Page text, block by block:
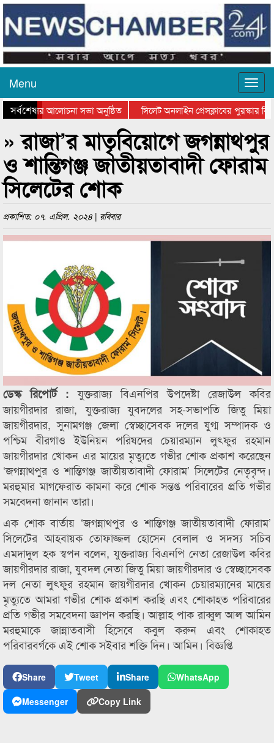
Menu
সর্বশেষ
দিবসের আলোচনা সভা অনুষ্ঠিত
সিলেট অনলাইন প্রেসক্লাবের পুরস্কার
কানাইঘাটের কিশোর আহাদের খুনি
» রাজা’র মাতৃবিয়োগে জগন্নাথপুর
ও শান্তিগঞ্জ জাতীয়তাবাদী ফোরাম
সিলেটের শোক
প্রকাশিত: ০৭. এপ্রিল. ২০২৪ | রবিবার
ডেস্ক রিপোর্ট : যুক্তরাজ্য বিএনপির উপদেষ্টা রেজাউল কবির
জায়গীরদার রাজা, যুক্তরাজ্য যুবদলের সহ-সভাপতি জিতু মিয়া
জায়গীরদার, সুনামগঞ্জ জেলা স্বেচ্ছাসেবক দলের যুগ্ম সম্পাদক ও
পশ্চিম বীরগাও ইউনিয়ন পরিষদের চেয়ারম্যান লুৎফুর রহমান
জায়গীরদার খোকন এর মায়ের মৃত্যুতে গভীর শোক প্রকাশ করেছেন
‘জগন্নাথপুর ও শান্তিগঞ্জ জাতীয়তাবাদী ফোরাম’ সিলেটের নেতৃবৃন্দ।
মরহুমার মাগফেরাত কামনা করে শোক সন্তপ্ত পরিবারের প্রতি গভীর
সমবেদনা জানান তারা।
এক শোক বার্তায় ‘জগন্নাথপুর ও শান্তিগঞ্জ জাতীয়তাবাদী ফোরাম’
সিলেটের আহবায়ক তোফাজ্জল হোসেন বেলাল ও সদস্য সচিব
এমদাদুল হক স্বপন বলেন, যুক্তরাজ্য বিএনপি নেতা রেজাউল কবির
জায়গীরদার রাজা, যুবদল নেতা জিতু মিয়া জায়গীরদার ও স্বেচ্ছাসেবক
দল নেতা লুৎফুর রহমান জায়গীরদার খোকন চেয়ারম্যানের মায়ের
মৃত্যুতে আমরা গভীর শোক প্রকাশ করছি এবং শোকাহত পরিবারের
প্রতি গভীর সমবেদনা জ্ঞাপন করছি। আল্লাহ পাক রাব্বুল আল আমিন
মরহুমাকে জান্নাতবাসী হিসেবে কবুল করুন এবং শোকাহত
পরিবারবর্গকে এই শোক সইবার শক্তি দিন। আমিন। বিজ্ঞপ্তি
Share Tweet Share
WhatsApp
Messenger
Copy Link